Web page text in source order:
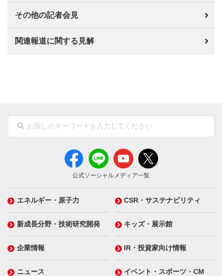
その他の記者会見
関連報道に関する見解
公式ソーシャルメディア一覧
エネルギー・原子力 CSR・サステナビリティ
新成長分野・技術研究開発 キッズ・展示館
企業情報 IR・投資家向け情報
ニュース イベント・スポーツ・CM